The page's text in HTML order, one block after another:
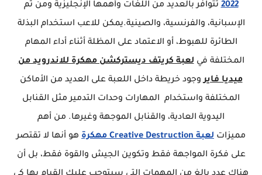
2022تتوافر بالعديد من اللغات وأهمها الإنجليزية ومن ثم
الإسبانية، والفرنسية، والصينية.يمكن للاعب استخدام البذلة
الطائرة للهبوط، أو الاعتماد على المظلة أثناء أداء المهام
المختلفة فيلعبة كريتف ديستركشن مهكرة للاندرويد من
ميديا فايروجود خريطة داخل اللعبة على العديد من الأماكن
المختلفة واستخدام المهارات وحدات التدمير مثل القنابل
اليدوية العادية، والقنابل الموجهة وغيرها. من أهم
مميزات لعبة Creative Destruction مهكرة
هو أنها لا تقتصر
على فكرة المواجهة فقط وتكوين الجيش والقوة فقط، بل أن